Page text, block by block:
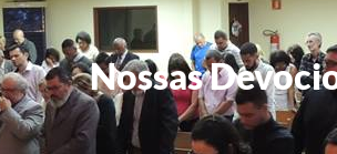
Nossas